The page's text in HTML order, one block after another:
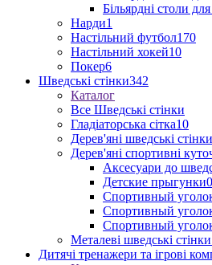
Більярдні столи
Нарди1
Настільний футбол170
Настільний хокей10
Покер6
Шведські стінки342
Каталог
Все Шведські стінки
Гладіаторська сітка10
Дерев'яні шведські стінки
Дерев'яні спортивні
Аксесуари до
Детские прыгунки0
Спортивный
Спортивный
Спортивный
Металеві шведські стінки
Дитячі тренажери та ігрові